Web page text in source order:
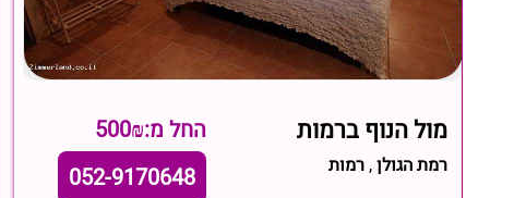
מול הנוף ברמות החל מ:500₪
רמת הגולן,רמות 052-9170648